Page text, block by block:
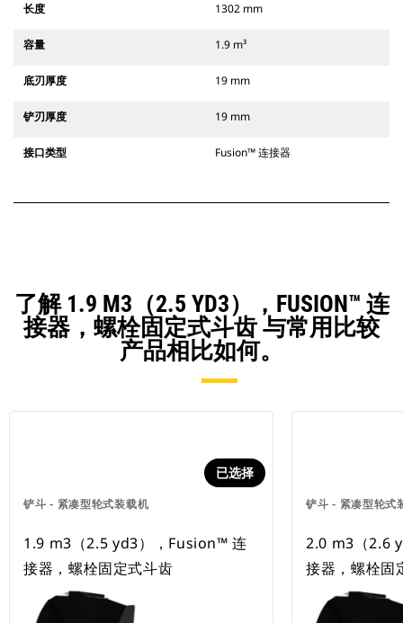
长度 1302 mm
容量 1.9 m³
底刃厚度 19 mm
铲刃厚度 19 mm
接口类型 Fusion™ 连接器
了解 1.9 M3（2.5 YD3），FUSION™ 连
接器，螺栓固定式斗齿 与常用比较
产品相比如何。
铲斗 - 紧凑型轮式装载机
已选择
1.9 m3（2.5 yd3），Fusion™ 连
接器，螺栓固定式斗齿
铲斗 - 紧凑型轮式
2.0 m3（2.6
接器，螺栓固